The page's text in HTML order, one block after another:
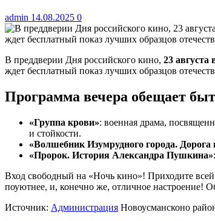
admin 14.08.2025 0
В преддверии Дня российского кино, 23 августа
ждет бесплатный показ лучших образцов
Программа вечера обещает
«Группа крови»: военная драма,
и стойкости.
«Волшебник Изумрудного города. Дорога
«Пророк. История Александра Пушкина»
Вход свободный на «Ночь кино»! Приходите
поуютнее, и, конечно же, отличное настроение!
Источник: Администрация Новоусмансконо